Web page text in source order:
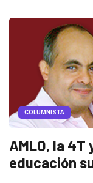
COLUMNISTA
AMLO, la
educación